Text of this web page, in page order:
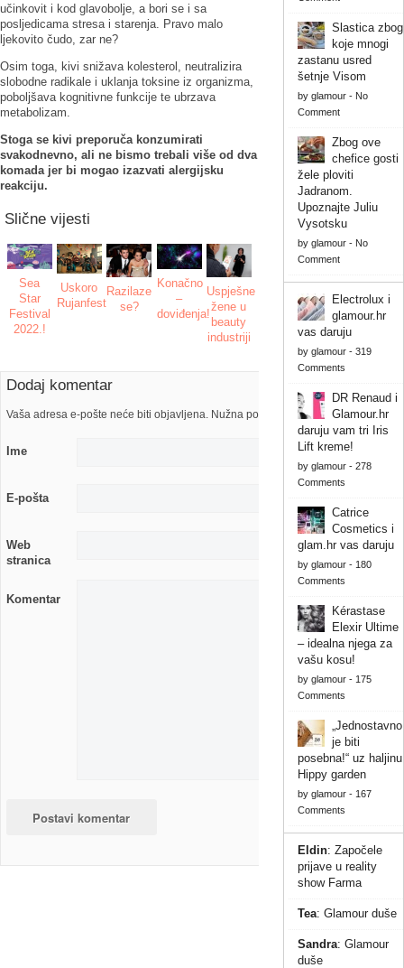
učinkovit i kod glavobolje, a bori se i sa
posljedicama stresa i starenja. Pravo malo
ljekovito čudo, zar ne?
Osim toga, kivi snižava kolesterol, neutralizira
slobodne radikale i uklanja toksine iz organizma,
poboljšava kognitivne funkcije te ubrzava
metabolizam.
Stoga se kivi preporuča konzumirati
svakodnevno, ali ne bismo trebali više od dva
komada jer bi mogao izazvati alergijsku
reakciju.
Slične vijesti
Sea
Star
Festival
2022.!
Uskoro
Rujanfest
Razilaze
se?
Konačno
–
doviđenja!
Uspješne
žene u
beauty
industriji
Dodaj komentar
Vaša adresa e-pošte neće biti objavljena. Nužna polja su označena s
Ime
E-pošta
Web
stranica
Komentar
Slastica zbog
koje mnogi
zastanu usred
šetnje Visom
by glamour- No
Comment
Zbog ove
chefice gosti
žele ploviti
Jadranom.
Upoznajte Juliu
Vysotsku
by glamour- No
Comment
Electrolux i
glamour.hr
vas daruju
by glamour- 319
Comments
DR Renaud i
Glamour.hr
daruju vam tri Iris
Lift kreme!
by glamour- 278
Comments
Catrice
Cosmetics i
glam.hr vas daruju
by glamour- 180
Comments
Kérastase
Elexir Ultime
– idealna njega za
vašu kosu!
by glamour- 175
Comments
„Jednostavno
je biti
posebna!“ uz haljinu
Hippy garden
by glamour- 167
Comments
Eldin: Započele
prijave u reality
show Farma
Tea: Glamour duše
Sandra: Glamour
duše